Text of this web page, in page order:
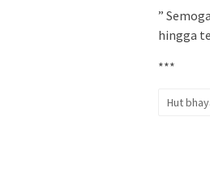
”
hingga
***
Hut